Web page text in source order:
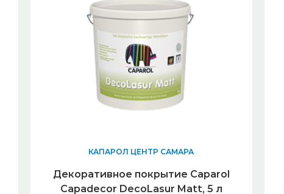
КАПАРОЛ ЦЕНТР САМАРА
Декоративное покрытие Caparol
Capadecor DecoLasur Matt, 5 л